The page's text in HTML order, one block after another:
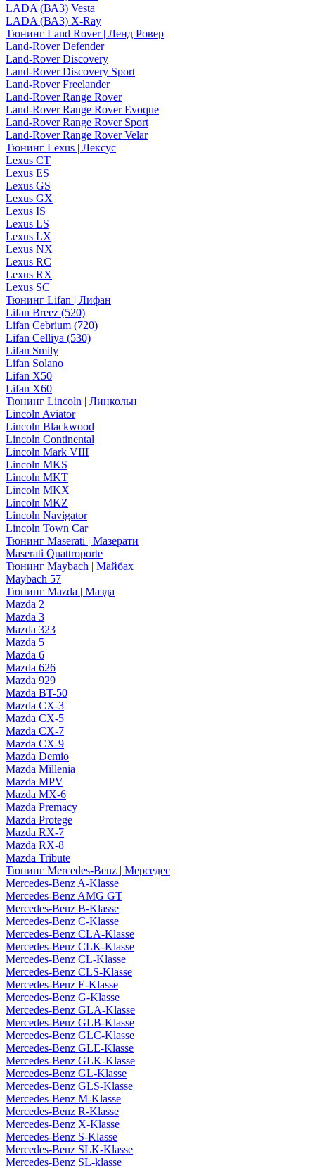
LADA (ВАЗ) Vesta
LADA (ВАЗ) X-Ray
Тюнинг Land Rover | Ленд Ровер
Land-Rover Defender
Land-Rover Discovery
Land-Rover Discovery Sport
Land-Rover Freelander
Land-Rover Range Rover
Land-Rover Range Rover Evoque
Land-Rover Range Rover Sport
Land-Rover Range Rover Velar
Тюнинг Lexus | Лексус
Lexus CT
Lexus ES
Lexus GS
Lexus GX
Lexus IS
Lexus LS
Lexus LX
Lexus NX
Lexus RC
Lexus RX
Lexus SC
Тюнинг Lifan | Лифан
Lifan Breez (520)
Lifan Cebrium (720)
Lifan Celliya (530)
Lifan Smily
Lifan Solano
Lifan X50
Lifan X60
Тюнинг Lincoln | Линкольн
Lincoln Aviator
Lincoln Blackwood
Lincoln Continental
Lincoln Mark VIII
Lincoln MKS
Lincoln MKT
Lincoln MKX
Lincoln MKZ
Lincoln Navigator
Lincoln Town Car
Тюнинг Maserati | Мазерати
Maserati Quattroporte
Тюнинг Maybach | Майбах
Maybach 57
Тюнинг Mazda | Мазда
Mazda 2
Mazda 3
Mazda 323
Mazda 5
Mazda 6
Mazda 626
Mazda 929
Mazda BT-50
Mazda CX-3
Mazda CX-5
Mazda CX-7
Mazda CX-9
Mazda Demio
Mazda Millenia
Mazda MPV
Mazda MX-6
Mazda Premacy
Mazda Protege
Mazda RX-7
Mazda RX-8
Mazda Tribute
Тюнинг Mercedes-Benz | Мерседес
Mercedes-Benz A-Klasse
Mercedes-Benz AMG GT
Mercedes-Benz B-Klasse
Mercedes-Benz C-Klasse
Mercedes-Benz CLA-Klasse
Mercedes-Benz CLK-Klasse
Mercedes-Benz CL-Klasse
Mercedes-Benz CLS-Klasse
Mercedes-Benz E-Klasse
Mercedes-Benz G-Klasse
Mercedes-Benz GLA-Klasse
Mercedes-Benz GLB-Klasse
Mercedes-Benz GLC-Klasse
Mercedes-Benz GLE-Klasse
Mercedes-Benz GLK-Klasse
Mercedes-Benz GL-Klasse
Mercedes-Benz GLS-Klasse
Mercedes-Benz M-Klasse
Mercedes-Benz R-Klasse
Mercedes-Benz X-Klasse
Mercedes-Benz S-Klasse
Mercedes-Benz SLK-Klasse
Mercedes-Benz SL-klasse